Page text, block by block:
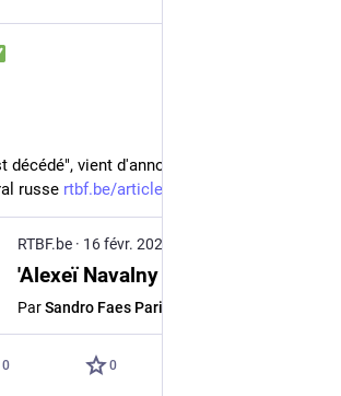
décédé", vient d'annoncer le Service
russe rtbf.be/article/alexei-navalny
RTBF.be · 16 févr. 2024
ParSandro Faes Parisi
0 0